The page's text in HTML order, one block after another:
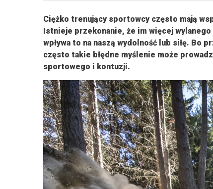
Ciężko trenujący sportowcy często mają
Istnieje przekonanie, że im więcej
wpływa to na naszą wydolność lub siłę.
często takie błędne myślenie może
sportowego i kontuzji.